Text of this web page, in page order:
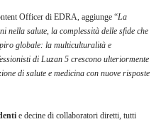
Officer di EDRA, aggiunge “La
nella salute, la complessità delle sfide che
globale: la multiculturalità e
di Luzan 5 crescono ulteriormente
di salute e medicina con nuove risposte
e decine di collaboratori diretti, tutti